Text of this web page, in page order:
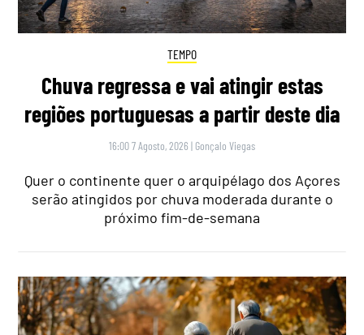
TEMPO
Chuva regressa e vai atingir estas
regiões portuguesas a partir deste dia
16:00 7 Agosto, 2026 | Gonçalo Viegas
Quer o continente quer o arquipélago dos Açores
serão atingidos por chuva moderada durante o
próximo fim-de-semana